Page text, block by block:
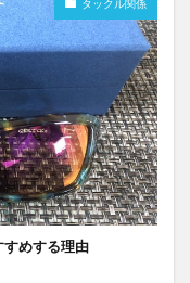
タックル関係
めする理由